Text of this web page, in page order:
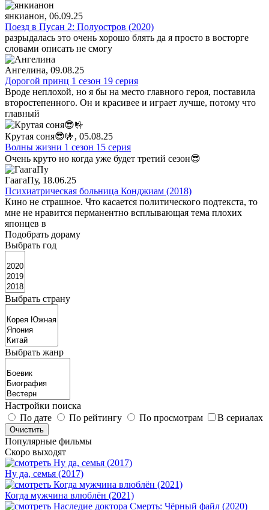
янкианон, 06.09.25
Поезд в Пусан 2: Полуостров (2020)
разрыдалась это очень хорошо блять да я просто в восторге
словами описать не смогу
Ангелина, 09.08.25
Дорогой принц 1 сезон 19 серия
Вроде неплохой, но я бы на место главного героя, поставила
второстепенного. Он и красивее и играет лучше, потому что
главный
Крутая соня😎🤟, 05.08.25
Волны жизни 1 сезон 15 серия
Очень круто но когда уже будет третий сезон😎
ГаагаПу, 18.06.25
Психиатрическая больница Конджиам (2018)
Кино не страшное. Что касается политического подтекста, то
мне не нравится перманентно всплывающая тема плохих
японцев в
Подобрать дораму
Выбрать год
Выбрать страну
Выбрать жанр
Настройки поиска
По дате
По рейтингу По просмотрам В сериалах
Популярные фильмы
Скоро выходят
Ну да, семья (2017)
Когда мужчина влюблён (2021)